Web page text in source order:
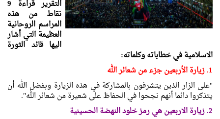
التقرير قراءة 9
نقاط من هذه
المراسم الروحانية
العظيمة التي أشار
اليها قائد الثورة
الاسلامية في خطاباته وكلماته:
1. زيارة الأربعين جزء من شعائر الله
"على الزار الذين يتشرفون بالمشاركة في هذه الزيارة وبفضل الله أن
يتذكروا دائما أنهم نجحوا في الحفاظ على شعيرة من شعائر الله".
2. زيارة الاربعين هي رمز خلود النهضة الحسينية